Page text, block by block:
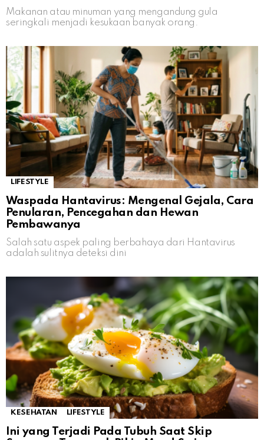
Makanan atau minuman yang mengandung gula
seringkali menjadi kesukaan banyak orang.
LIFESTYLE
Waspada Hantavirus: Mengenal Gejala, Cara
Penularan, Pencegahan dan Hewan
Pembawanya
Salah satu aspek paling berbahaya dari Hantavirus
adalah sulitnya deteksi dini
KESEHATAN LIFESTYLE
Ini yang Terjadi Pada Tubuh Saat Skip